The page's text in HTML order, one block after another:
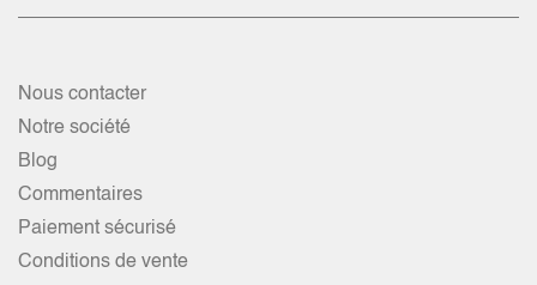
Nous contacter
Notre société
Blog
Commentaires
Paiement sécurisé
Conditions de vente